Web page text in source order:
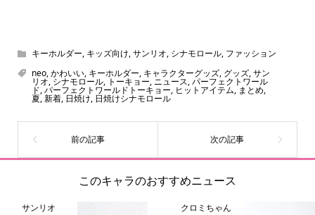
ん！200種以上のトレンディなキャラクターやアニメキャラ
をご紹介しています。生まれたばかりの新しいキャラクタ
ーをいち早く皆さんにお届けすることも、私たちの使命の
ひとつです。
キーホルダー, キッズ向け,サンリオ, シナモロール, ファッション
neo,かわいい, キーホルダー, キャラクターグッズ, グッズ,サン
リオ, シナモロール, トーキョー, ニュース,パーフェクトワール
ド,パーフェクトワールドトーキョー, ヒットアイテム,まとめ,
夏,新着, 日焼け, 日焼けシナモロール
このキャラのおすすめニュース
サンリオ クロミちゃん